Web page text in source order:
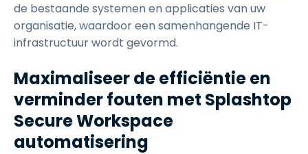
de bestaande systemen en applicaties van uw
organisatie, waardoor een samenhangende IT-
infrastructuur wordt gevormd.
Maximaliseer de efficiëntie en
verminder fouten met Splashtop
Secure Workspace
automatisering